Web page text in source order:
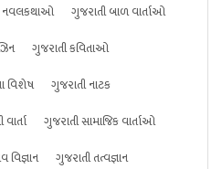
નવલકથાઓ
ગુજરાતી બાળ વાર્તાઓ
ગુજરાતી કવિતાઓ
વિશેષ
ગુજરાતી નાટક
ગુજરાતી સામાજિક વાર્તાઓ
વિજ્ઞાન
ગુજરાતી તત્વજ્ઞાન